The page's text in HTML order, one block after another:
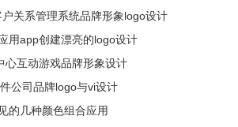
关系管理系统品牌形象logo设计
用app创建漂亮的logo设计
心互动游戏品牌形象设计
公司品牌logo与vi设计
的几种颜色组合应用